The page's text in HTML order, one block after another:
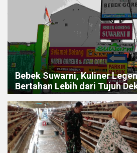
Bebek Suwarni, Kuliner
Bertahan Lebih dari Tujuh